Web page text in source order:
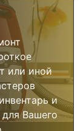
или иной
и
Вашего